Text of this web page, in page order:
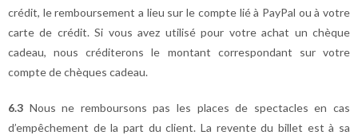
crédit, le remboursement a lieu sur le compte lié à PayPal ou à votre
carte de crédit. Si vous avez utilisé pour votre achat un chèque
cadeau, nous créditerons le montant correspondant sur votre
compte de chèques cadeau.
6.3 Nous ne remboursons pas les places de spectacles en cas
d’empêchement de la part du client. La revente du billet est à sa